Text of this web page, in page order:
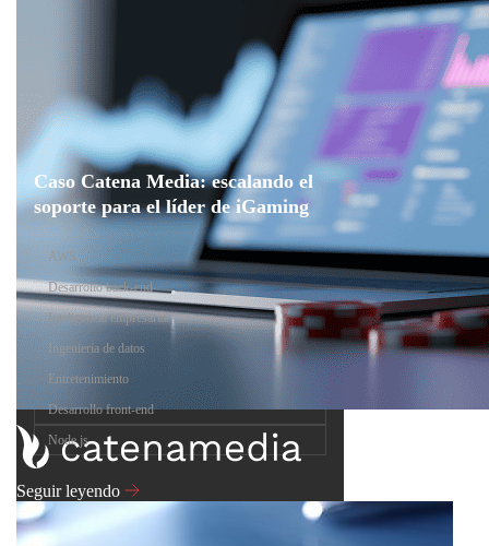
Caso Catena Media: escalando el
soporte para el líder de iGaming
AWS
Desarrollo back-end
Inteligencia empresarial
Ingeniería de datos
Entretenimiento
Desarrollo front-end
Node.js
Seguir leyendo